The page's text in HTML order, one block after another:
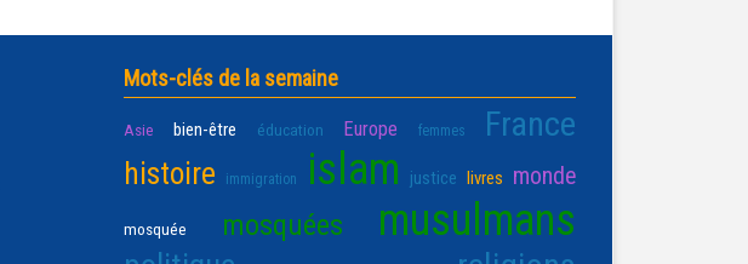
Mots-clés de la semaine
Asie bien-être éducation Europe femmes France
histoire immigration islam justice livres monde
mosquée mosquées musulmans